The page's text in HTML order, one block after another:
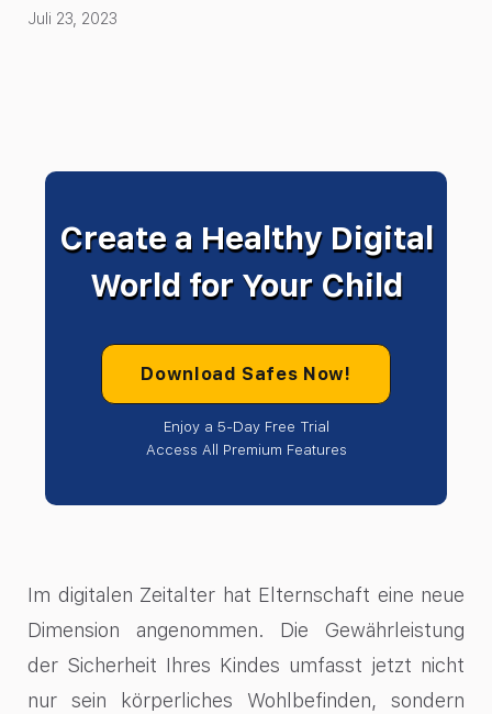
Juli 23, 2023
Create a Healthy Digital
World for Your Child
Download Safes Now!
Enjoy a 5-Day Free Trial
Access All Premium Features
Im digitalen Zeitalter hat Elternschaft eine neue
Dimension angenommen. Die Gewährleistung
der Sicherheit Ihres Kindes umfasst jetzt nicht
nur sein körperliches Wohlbefinden, sondern